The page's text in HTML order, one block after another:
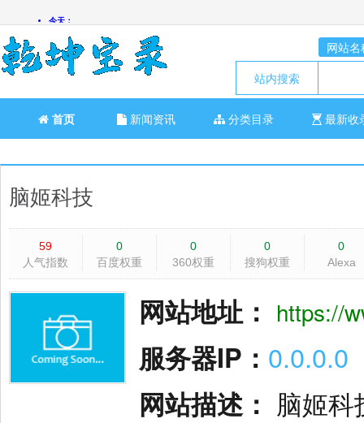
网站名
站内搜索
首页 新闻资讯 分类目录 最新收
脑姬科技
59
人气指数
0
百度权重
0
360权重
0
搜狗权重
0
Alexa
网站地址： https://
服务器IP： 0.0.0.0
网站描述： 脑姬